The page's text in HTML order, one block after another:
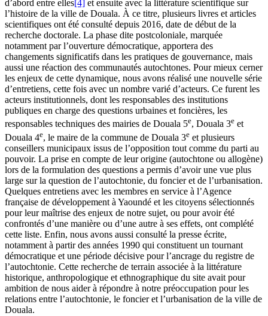
d’abord entre elles[4] et ensuite avec la littérature scientifique sur
l’histoire de la ville de Douala. À ce titre, plusieurs livres et articles
scientifiques ont été consulté depuis 2016, date de début de la
recherche doctorale. La phase dite postcoloniale, marquée
notamment par l’ouverture démocratique, apportera des
changements significatifs dans les pratiques de gouvernance, mais
aussi une réaction des communautés autochtones. Pour mieux cerner
les enjeux de cette dynamique, nous avons réalisé une nouvelle série
d’entretiens, cette fois avec un nombre varié d’acteurs. Ce furent les
acteurs institutionnels, dont les responsables des institutions
publiques en charge des questions urbaines et foncières, les
responsables techniques des mairies de Douala 5e, Douala 3e et
Douala 4e, le maire de la commune de Douala 3e et plusieurs
conseillers municipaux issus de l’opposition tout comme du parti au
pouvoir. La prise en compte de leur origine (autochtone ou allogène)
lors de la formulation des questions a permis d’avoir une vue plus
large sur la question de l’autochtonie, du foncier et de l’urbanisation.
Quelques entretiens avec les membres en service à l’Agence
française de développement à Yaoundé et les citoyens sélectionnés
pour leur maîtrise des enjeux de notre sujet, ou pour avoir été
confrontés d’une manière ou d’une autre à ses effets, ont complété
cette liste. Enfin, nous avons aussi consulté la presse écrite,
notamment à partir des années 1990 qui constituent un tournant
démocratique et une période décisive pour l’ancrage du registre de
l’autochtonie. Cette recherche de terrain associée à la littérature
historique, anthropologique et ethnographique du site avait pour
ambition de nous aider à répondre à notre préoccupation pour les
relations entre l’autochtonie, le foncier et l’urbanisation de la ville de
Douala.